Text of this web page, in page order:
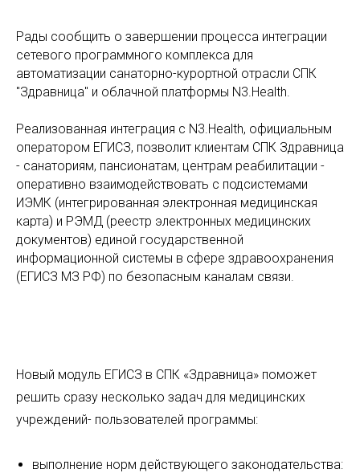
Рады сообщить о завершении процесса интеграции
сетевого программного комплекса для
автоматизации санаторно-курортной отрасли СПК
"Здравница" и облачной платформы N3.Health.
Реализованная интеграция с N3.Health, официальным
оператором ЕГИСЗ, позволит клиентам СПК Здравница
- санаториям, пансионатам, центрам реабилитации -
оперативно взаимодействовать с подсистемами
ИЭМК (интегрированная электронная медицинская
карта) и РЭМД (реестр электронных медицинских
документов) единой государственной
информационной системы в сфере здравоохранения
(ЕГИСЗ МЗ РФ) по безопасным каналам связи.
Новый модуль ЕГИСЗ в СПК «Здравница» поможет
решить сразу несколько задач для медицинских
учреждений- пользователей программы:
выполнение норм действующего законодательства: